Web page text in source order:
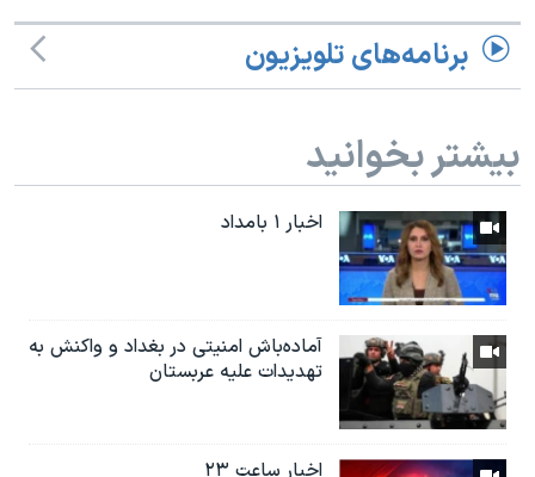
برنامه‌های تلویزیون
بیشتر بخوانید
اخبار ۱ بامداد
آماده‌باش امنیتی در بغداد و واکنش به
تهدیدات علیه عربستان
اخبار ساعت ۲۳